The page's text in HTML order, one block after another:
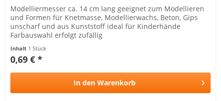
Modelliermesser ca. 14 cm lang geeignet zum Modellieren
und Formen für Knetmasse, Modellierwachs, Beton, Gips
unscharf und aus Kunststoff ideal für Kinderhände
Farbauswahl erfolgt zufällig
Inhalt 1 Stück
0,69 € *
In den Warenkorb